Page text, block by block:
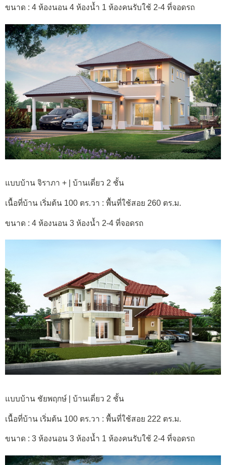
ขนาด : 4 ห้องนอน 4 ห้องน้ำ 1 ห้องคนรับใช้ 2-4 ที่จอดรถ
แบบบ้าน จิราภา + | บ้านเดี่ยว 2 ชั้น
เนื้อที่บ้าน เริ่มต้น 100 ตร.วา : พื้นที่ใช้สอย 260 ตร.ม.
ขนาด : 4 ห้องนอน 3 ห้องน้ำ 2-4 ที่จอดรถ
แบบบ้าน ชัยพฤกษ์ | บ้านเดี่ยว 2 ชั้น
เนื้อที่บ้าน เริ่มต้น 100 ตร.วา : พื้นที่ใช้สอย 222 ตร.ม.
ขนาด : 3 ห้องนอน 3 ห้องน้ำ 1 ห้องคนรับใช้ 2-4 ที่จอดรถ